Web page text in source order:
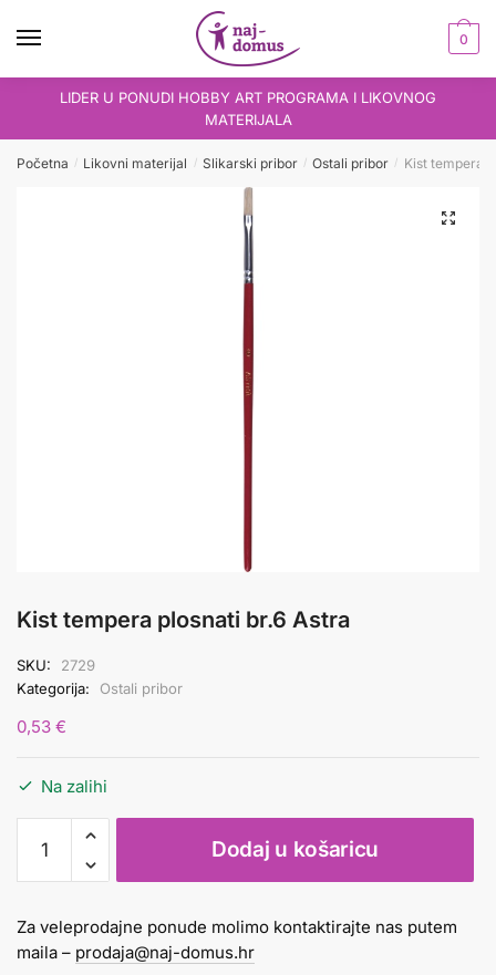
0
LIDER U PONUDI HOBBY ART PROGRAMA I LIKOVNOG
MATERIJALA
Početna / Likovni materijal / Slikarski pribor / Ostali pribor / Kist tempera
Kist tempera plosnati br.6 Astra
SKU:
2729
Kategorija:
Ostali pribor
0,53 €
Na zalihi
tempera
plosnati
Astra
količina
Dodaj u košaricu
Za veleprodajne ponude molimo kontaktirajte nas putem
maila – prodaja@naj-domus.hr